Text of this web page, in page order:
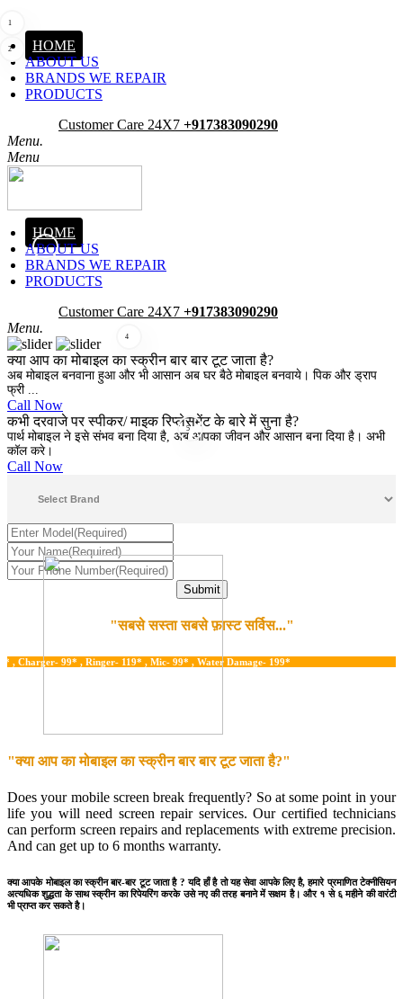
HOME
ABOUT US
BRANDS WE REPAIR
PRODUCTS
Customer Care 24X7 +917383090290
Menu.
Menu
HOME
ABOUT US
BRANDS WE REPAIR
PRODUCTS
Customer Care 24X7 +917383090290
Menu.
क्या आप का मोबाइल का स्क्रीन बार बार टूट जाता है?
अब मोबाइल बनवाना हुआ और भी आसान अब घर बैठे मोबाइल बनवाये। पिक और ड्राप
फ्री ...
Call Now
कभी दरवाजे पर स्पीकर/ माइक रिप्लेसमेंट के बारे में सुना है?
पार्थ मोबाइल ने इसे संभव बना दिया है, अब आपका जीवन और आसान बना दिया है। अभी
कॉल करे।
Call Now
"सबसे सस्ता सबसे फ़ास्ट सर्विस..."
99* , Ringer- 119* , Mic- 99* , Water Damage- 199*
"क्या आप का मोबाइल का स्क्रीन बार बार टूट जाता है?"
Does your mobile screen break frequently? So at some point in your
life you will need screen repair services. Our certified technicians
can perform screen repairs and replacements with extreme precision.
And can get up to 6 months warranty.
क्या आपके मोबाइल का स्क्रीन बार-बार टूट जाता है ? यदि हाँ है तो यह सेवा आपके लिए है, हमारे प्रमाणित टेक्नीसियन
अत्यधिक शुद्धता के साथ स्क्रीन का रिपेयरिंग करके उसे नए की तरह बनाने में सक्षम है। और १ से ६ महीने की वारंटी
भी प्राप्त कर सकते है।
1
2
3
4
5